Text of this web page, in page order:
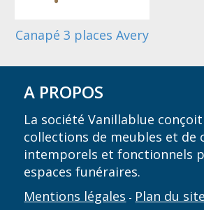
Canapé 3 places Avery
A PROPOS
La société Vanillablue
collections de meubles et de
intemporels et fonctionnels
espaces funéraires.
Mentions légales - Plan du site